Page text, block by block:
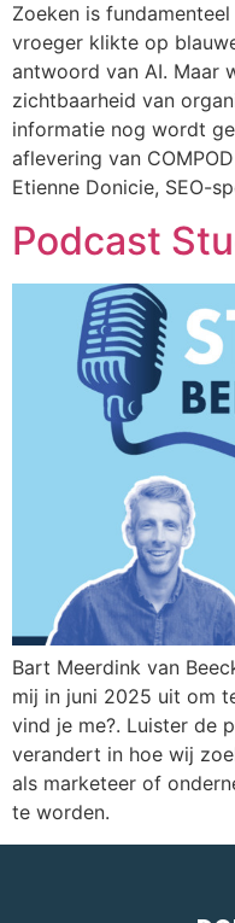
Zoeken is
vroeger klikte op
antwoord van AI. Maar
zichtbaarheid van
informatie nog wordt
aflevering van
Etienne Donicie, SEO-
Podcast
Bart Meerdink van
mij in juni 2025 uit om
vind je me?. Luister de
verandert in hoe wij
als marketeer of
te worden.